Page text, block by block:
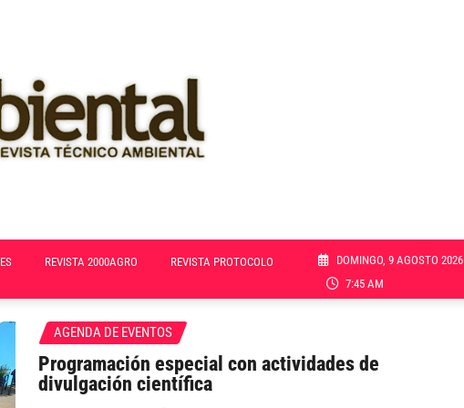
REVISTA 2000AGRO REVISTA PROTOCOLO
DOMINGO, 9 AGOSTO 2026
7:45 AM
AGENDA DE EVENTOS
Programación especial con actividades de
divulgación científica